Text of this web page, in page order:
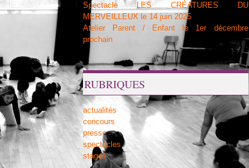
Spectacle LES CRÉATURES DU
MERVEILLEUX le 14 juin 2025
Atelier Parent / Enfant le 1er décembre
prochain
RUBRIQUES
actualités
concours
presse
spectacles
stages